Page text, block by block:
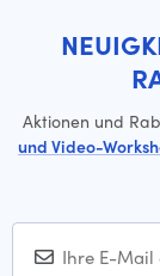
Aktionen und
und Video-